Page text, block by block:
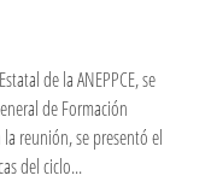
de la ANEPPCE, se
de Formación
reunión, se presentó el
del ciclo...